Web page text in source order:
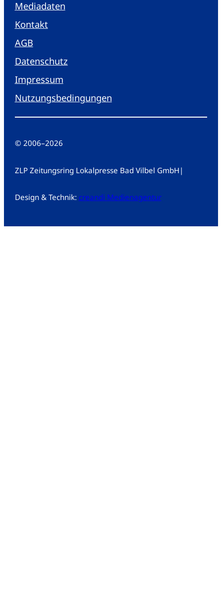
Mediadaten
Kontakt
AGB
Datenschutz
Impressum
Nutzungsbedingungen
© 2006–2026
ZLP Zeitungsring Lokalpresse Bad Vilbel GmbH |
Design & Technik: creandi Medienagentur